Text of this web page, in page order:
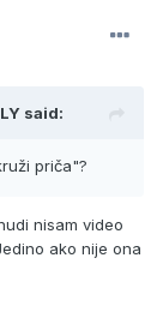
said:
priča"?
nisam video
ako nije ona